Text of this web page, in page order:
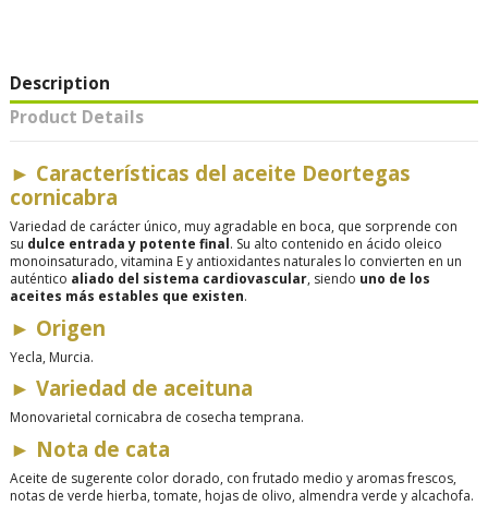
Description
Product Details
► Características del aceite Deortegas
cornicabra
Variedad de carácter único, muy agradable en boca, que sorprende con
su dulce entrada y potente final. Su alto contenido en ácido oleico
monoinsaturado, vitamina E y antioxidantes naturales lo convierten en un
auténtico aliado del sistema cardiovascular, siendo uno de los
aceites más estables que existen.
► Origen
Yecla, Murcia.
► Variedad de aceituna
Monovarietal cornicabra de cosecha temprana.
► Nota de cata
Aceite de sugerente color dorado, con frutado medio y aromas frescos,
notas de verde hierba, tomate, hojas de olivo, almendra verde y alcachofa.